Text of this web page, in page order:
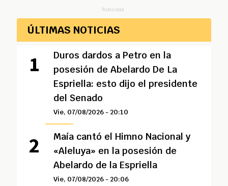
Publicidad
ÚLTIMAS NOTICIAS
Duros dardos a Petro en la
posesión de Abelardo De La
Espriella: esto dijo el presidente
del Senado
Vie, 07/08/2026 - 20:10
Maía cantó el Himno Nacional y
«Aleluya» en la posesión de
Abelardo de la Espriella
Vie, 07/08/2026 - 20:06